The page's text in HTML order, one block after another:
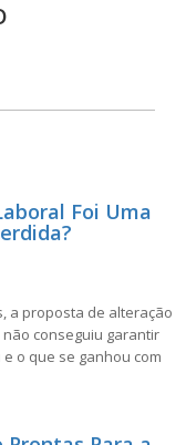
Foi Uma
a proposta de alteração
conseguiu garantir
o que se ganhou com